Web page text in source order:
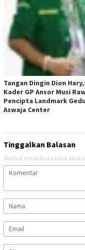
Tangan Dingin Dion
Kader GP Ansor Musi
Pencipta Landmark
Aswaja Center
Tinggalkan Balasan
Alamat email Anda tidak akan